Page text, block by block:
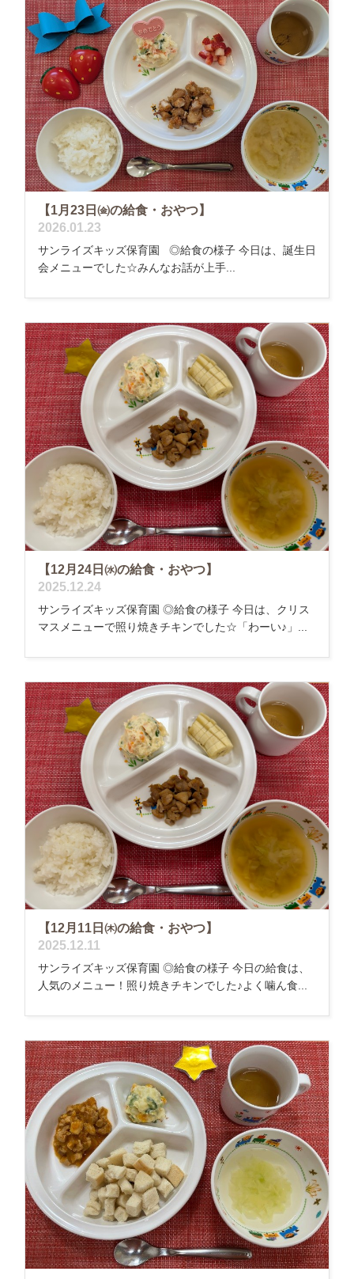
【1月23日㈮の給食・おやつ】
2026.01.23
サンライズキッズ保育園 ◎給食の様子 今日は、誕生日
会メニューでした☆みんなお話が上手...
【12月24日㈬の給食・おやつ】
2025.12.24
サンライズキッズ保育園 ◎給食の様子 今日は、クリス
マスメニューで照り焼きチキンでした☆「わーい♪」...
【12月11日㈭の給食・おやつ】
2025.12.11
サンライズキッズ保育園 ◎給食の様子 今日の給食は、
人気のメニュー！照り焼きチキンでした♪よく噛ん食...